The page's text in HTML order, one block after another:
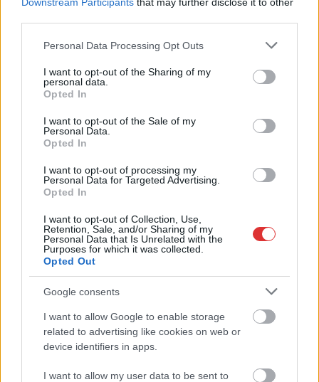
Please note that this website/app uses one or more Google
not limited to your visit or usage behaviour. You may click to
grant or deny consent to Google and its third-party tags to
use your data for below specified purposes in below Google
consent section.
Personal Data Processing Opt Outs
I want to opt-out of the Sharing of my
personal data.
Opted In
I want to opt-out of the Sale of my
Personal Data.
Opted In
I want to opt-out of processing my
Personal Data for Targeted Advertising.
Opted In
I want to opt-out of Collection, Use,
Retention, Sale, and/or Sharing of my
Personal Data that Is Unrelated with the
Purposes for which it was collected.
Opted Out
Google consents
I want to allow Google to enable storage
related to advertising like cookies on web or
device identifiers in apps.
I want to allow my user data to be sent to
2026.08.07. Horváth Zsolt
a kerékpárgyár dolgozóinak megsegítéséről
Rövid idő alatt számos vállalkozás jelezte, hogy segítene
azoknak a munkavállalóknak, akik a tószegi kerékpárgyár
bezárása...
Szolnok